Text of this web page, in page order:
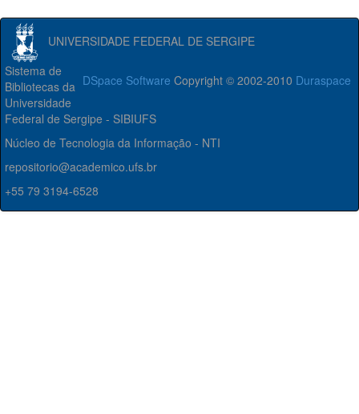
UNIVERSIDADE FEDERAL DE SERGIPE
DSpace Software Copyright © 2002-2010 Duraspace
Sistema de
Bibliotecas da
Universidade
Federal de Sergipe - SIBIUFS
Núcleo de Tecnologia da Informação - NTI
repositorio@academico.ufs.br
+55 79 3194-6528